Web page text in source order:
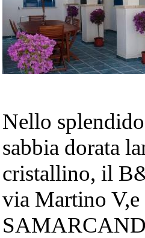
Nello
sabbia dorata
cristallino, il
via Martino